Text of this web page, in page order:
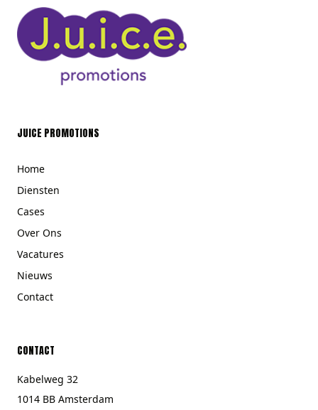
JUICE PROMOTIONS
Home
Diensten
Cases
Over Ons
Vacatures
Nieuws
Contact
CONTACT
Kabelweg 32
1014 BB Amsterdam